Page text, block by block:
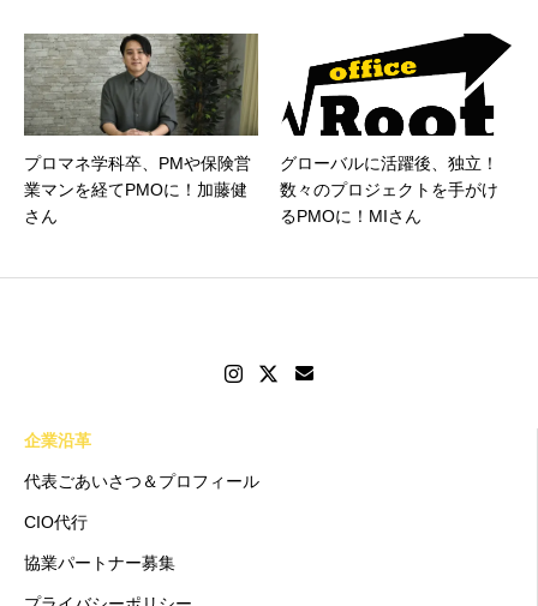
プロマネ学科卒、PMや保険営
業マンを経てPMOに！加藤健
さん
グローバルに活躍後、独立！
数々のプロジェクトを手がけ
るPMOに！MIさん
企業沿革
代表ごあいさつ＆プロフィール
CIO代行
協業パートナー募集